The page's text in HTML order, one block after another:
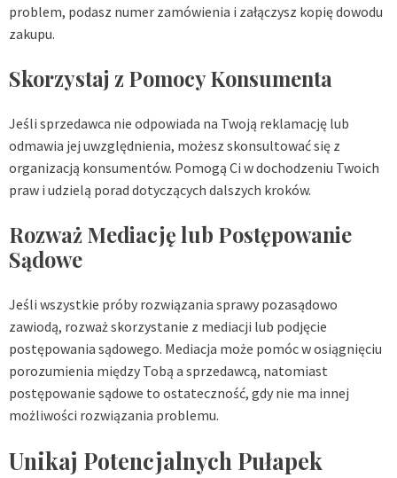
problem, podasz numer zamówienia i załączysz kopię dowodu
zakupu.
Skorzystaj z Pomocy Konsumenta
Jeśli sprzedawca nie odpowiada na Twoją reklamację lub
odmawia jej uwzględnienia, możesz skonsultować się z
organizacją konsumentów. Pomogą Ci w dochodzeniu Twoich
praw i udzielą porad dotyczących dalszych kroków.
Rozważ Mediację lub Postępowanie
Sądowe
Jeśli wszystkie próby rozwiązania sprawy pozasądowo
zawiodą, rozważ skorzystanie z mediacji lub podjęcie
postępowania sądowego. Mediacja może pomóc w osiągnięciu
porozumienia między Tobą a sprzedawcą, natomiast
postępowanie sądowe to ostateczność, gdy nie ma innej
możliwości rozwiązania problemu.
Unikaj Potencjalnych Pułapek